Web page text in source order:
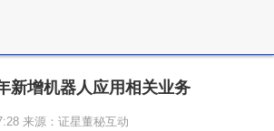
新增机器人应用相关业务
来源：证星董秘互动